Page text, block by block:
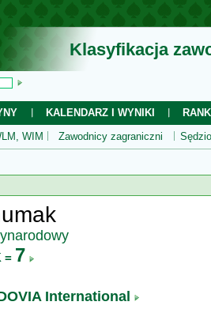
Klasyfikacja
KALENDARZ I WYNIKI
WIM Zawodnicy zagraniczni
= 7
International